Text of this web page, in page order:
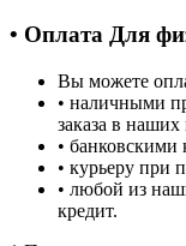
• Оплата Для
Вы можете
• наличными
заказа в наших
• банковскими
• курьеру при
• любой из
кредит.